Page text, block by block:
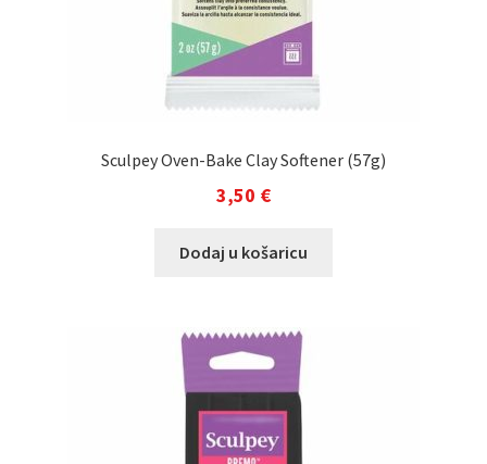
Sculpey Oven-Bake Clay Softener (57g)
3,50 €
Dodaj u košaricu